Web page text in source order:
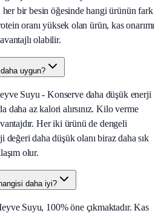
bir besin öğesinde hangi ürünün fark
oranı yüksek olan ürün, kas onarımı
olabilir.
uygun?
Suyu - Konserve daha düşük enerji
daha az kalori alırsınız. Kilo verme
Her iki ürünü de dengeli
daha düşük olanı biraz daha sık
olur.
daha iyi?
Suyu, 100% öne çıkmaktadır. Kas